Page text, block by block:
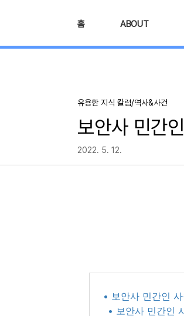
홈 ABOUT
유용한 지식 칼럼/역사&사건
보안사 민간
2022. 5. 12.
• 보안사 민간인
• 보안사 민간인